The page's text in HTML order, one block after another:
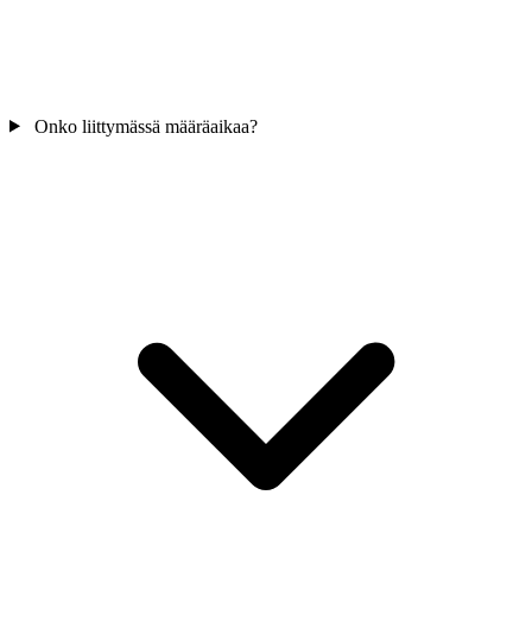
Onko liittymässä määräaikaa?